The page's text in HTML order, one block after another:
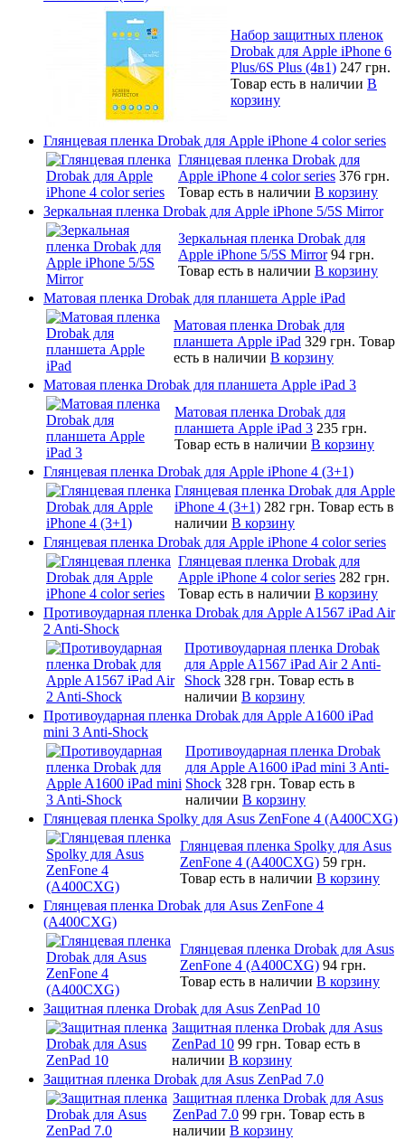
Набор защитных пленок
Drobak для Apple iPhone 6
Plus/6S Plus (4в1) 247 грн.
Товар есть в наличии В
корзину
Глянцевая пленка Drobak для Apple iPhone 4 color series
Глянцевая пленка Drobak для
Apple iPhone 4 color series 376 грн.
Товар есть в наличии В корзину
Зеркальная пленка Drobak для Apple iPhone 5/5S Mirror
Зеркальная пленка Drobak для
Apple iPhone 5/5S Mirror 94 грн.
Товар есть в наличии В корзину
Матовая пленка Drobak для планшета Apple iPad
Матовая пленка Drobak для
планшета Apple iPad 329 грн. Товар
есть в наличии В корзину
Матовая пленка Drobak для планшета Apple iPad 3
Матовая пленка Drobak для
планшета Apple iPad 3 235 грн.
Товар есть в наличии В корзину
Глянцевая пленка Drobak для Apple iPhone 4 (3+1)
Глянцевая пленка Drobak для Apple
iPhone 4 (3+1) 282 грн. Товар есть в
наличии В корзину
Глянцевая пленка Drobak для Apple iPhone 4 color series
Глянцевая пленка Drobak для
Apple iPhone 4 color series 282 грн.
Товар есть в наличии В корзину
Противоударная пленка Drobak для Apple A1567 iPad Air
2 Anti-Shock
Противоударная пленка Drobak
для Apple A1567 iPad Air 2 Anti-
Shock 328 грн. Товар есть в
наличии В корзину
Противоударная пленка Drobak для Apple A1600 iPad
mini 3 Anti-Shock
Противоударная пленка Drobak
для Apple A1600 iPad mini 3 Anti-
Shock 328 грн. Товар есть в
наличии В корзину
Глянцевая пленка Spolky для Asus ZenFone 4 (A400CXG)
Глянцевая пленка Spolky для Asus
ZenFone 4 (A400CXG) 59 грн.
Товар есть в наличии В корзину
Глянцевая пленка Drobak для Asus ZenFone 4
(A400CXG)
Глянцевая пленка Drobak для Asus
ZenFone 4 (A400CXG) 94 грн.
Товар есть в наличии В корзину
Защитная пленка Drobak для Asus ZenPad 10
Защитная пленка Drobak для Asus
ZenPad 10 99 грн. Товар есть в
наличии В корзину
Защитная пленка Drobak для Asus ZenPad 7.0
Защитная пленка Drobak для Asus
ZenPad 7.0 99 грн. Товар есть в
наличии В корзину